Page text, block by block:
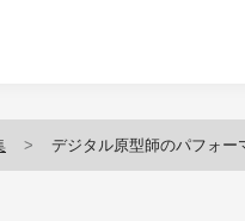
デジタル原型師のパフォーマン